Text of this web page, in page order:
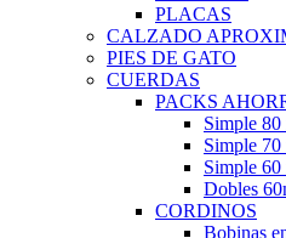
PLACAS
CALZADO
PIES DE GATO
CUERDAS
PACKS
Simple 80
Simple 70
Simple 60
Dobles
CORDINOS
Bobinas